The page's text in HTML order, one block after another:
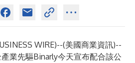
WIRE)--(美國商業資訊)--
業先驅Binarly今天宣布配合該公